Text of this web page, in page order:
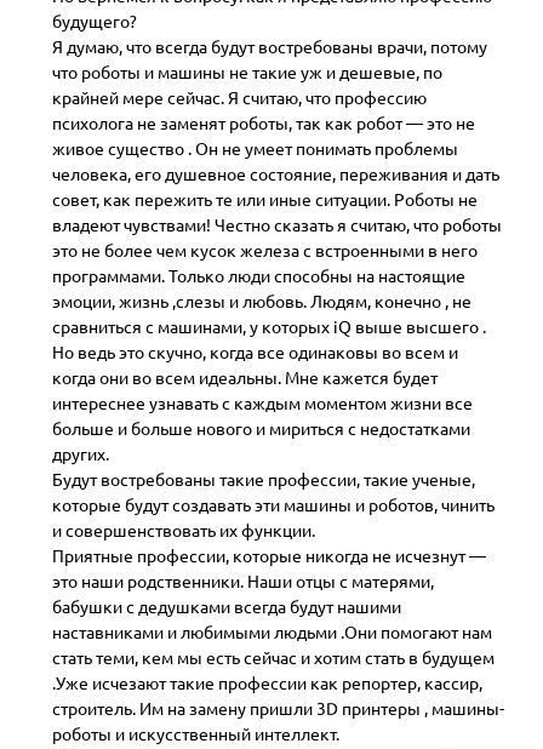
будущего?
Я думаю, что всегда будут востребованы врачи, потому
что роботы и машины не такие уж и дешевые, по
крайней мере сейчас. Я считаю, что профессию
психолога не заменят роботы, так как робот — это не
живое существо . Он не умеет понимать проблемы
человека, его душевное состояние, переживания и дать
совет, как пережить те или иные ситуации. Роботы не
владеют чувствами! Честно сказать я считаю, что роботы
это не более чем кусок железа с встроенными в него
программами. Только люди способны на настоящие
эмоции, жизнь ,слезы и любовь. Людям, конечно , не
сравниться с машинами, у которых iQ выше высшего .
Но ведь это скучно, когда все одинаковы во всем и
когда они во всем идеальны. Мне кажется будет
интереснее узнавать с каждым моментом жизни все
больше и больше нового и мириться с недостатками
других.
Будут востребованы такие профессии, такие ученые,
которые будут создавать эти машины и роботов, чинить
и совершенствовать их функции.
Приятные профессии, которые никогда не исчезнут —
это наши родственники. Наши отцы с матерями,
бабушки с дедушками всегда будут нашими
наставниками и любимыми людьми .Они помогают нам
стать теми, кем мы есть сейчас и хотим стать в будущем
.Уже исчезают такие профессии как репортер, кассир,
строитель. Им на замену пришли 3D принтеры , машины-
роботы и искусственный интеллект.